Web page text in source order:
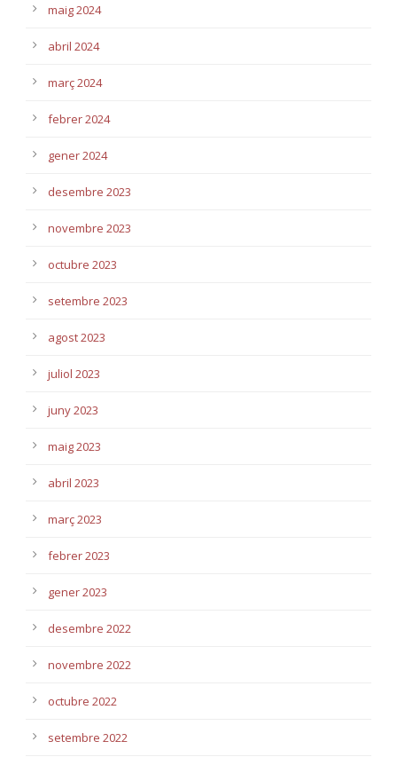
maig 2024
abril 2024
març 2024
febrer 2024
gener 2024
desembre 2023
novembre 2023
octubre 2023
setembre 2023
agost 2023
juliol 2023
juny 2023
maig 2023
abril 2023
març 2023
febrer 2023
gener 2023
desembre 2022
novembre 2022
octubre 2022
setembre 2022